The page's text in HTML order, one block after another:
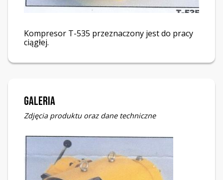
Kompresor T-535 przeznaczony jest do pracy
ciągłej.
Galeria
Zdjęcia produktu oraz dane techniczne